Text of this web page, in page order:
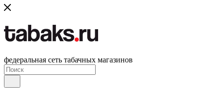
федеральная сеть табачных магазинов